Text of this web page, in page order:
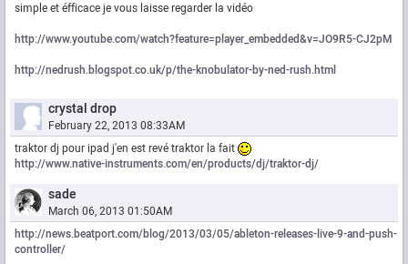
simple et éfficace je vous laisse regarder la vidéo
http://www.youtube.com/watch?feature=player_embedded&v=JO9R5-CJ2pM
http://nedrush.blogspot.co.uk/p/the-knobulator-by-ned-rush.html
crystal drop
February 22, 2013 08:33AM
traktor dj pour ipad j'en est revé traktor la fait
http://www.native-instruments.com/en/products/dj/traktor-dj/
sade
March 06, 2013 01:50AM
http://news.beatport.com/blog/2013/03/05/ableton-releases-live-9-and-push-
controller/